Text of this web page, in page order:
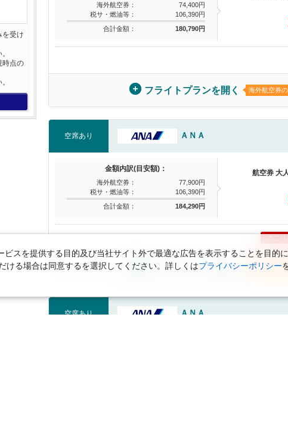
海外航空券：
74,400円
税サ・燃油等：
106,390円
合計金額：
180,790円
フライトプランを開く 海外航空券
空席あり ＡＮＡ
金額内訳(目安額)：
海外航空券：
77,900円
税サ・燃油等：
106,390円
合計金額：
184,290円
航空券 大
のこ
フライトプランを開く 海外航空券
空席あり ＡＮＡ
受け
時点の
スを提供する目的及び当社サイト外で最適な広告を表示することを目的
ける場合は同意するを選択してください。詳しくはプライバシーポリシー